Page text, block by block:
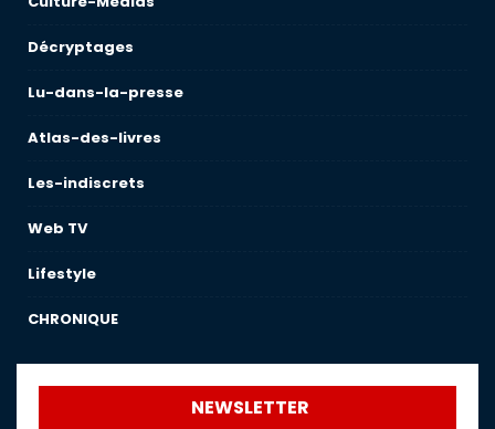
Décryptages
Lu-dans-la-presse
Atlas-des-livres
Les-indiscrets
Web TV
Lifestyle
CHRONIQUE
NEWSLETTER